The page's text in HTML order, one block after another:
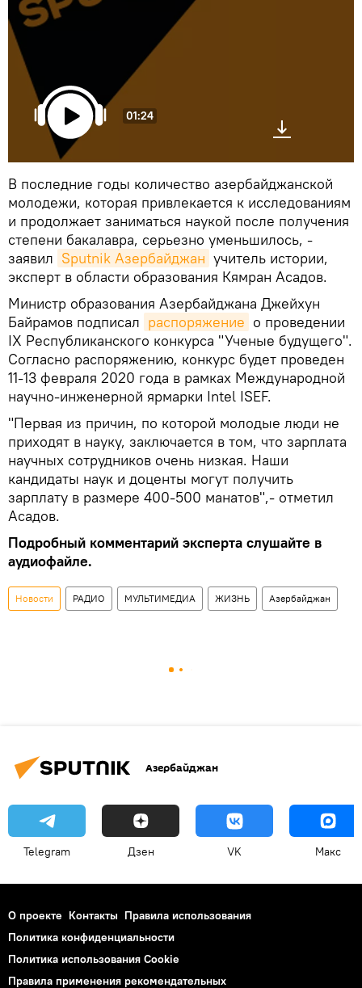
01:24
В последние годы количество азербайджанской
молодежи, которая привлекается к исследованиям
и продолжает заниматься наукой после получения
степени бакалавра, серьезно уменьшилось, -
заявил Sputnik Азербайджан учитель истории,
эксперт в области образования Кямран Асадов.
Министр образования Азербайджана Джейхун
Байрамов подписал распоряжение о проведении
IX Республиканского конкурса "Ученые будущего".
Согласно распоряжению, конкурс будет проведен
11-13 февраля 2020 года в рамках Международной
научно-инженерной ярмарки Intel ISEF.
"Первая из причин, по которой молодые люди не
приходят в науку, заключается в том, что зарплата
научных сотрудников очень низкая. Наши
кандидаты наук и доценты могут получить
зарплату в размере 400-500 манатов",- отметил
Асадов.
Подробный комментарий эксперта слушайте в
аудиофайле.
Новости РАДИО МУЛЬТИМЕДИА ЖИЗНЬ Азербайджан
Азербайджан
Telegram Дзен VK Макс
О проекте Контакты Правила использования
Политика конфиденциальности
Политика использования Cookie
Правила применения рекомендательных